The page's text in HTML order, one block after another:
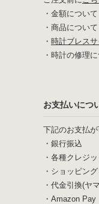
・ 金額について
・ 商品について
・ 時計ブレス
・ 時計の修理
お支払いにつ
下記のお支払が
・銀行振込
・各種クレジ
・ショッピン
・代金引換(ヤ
・Amazon Pay